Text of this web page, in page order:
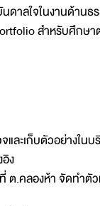
ดาลใจในงานด้านธ
สำหรับศึกษ
ละเก็บตัวอย่างใน
ง
ต.คลองห้า จัดทำตั